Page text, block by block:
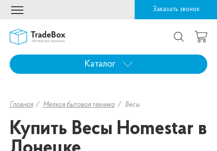
Заказать звонок
Каталог
Главная Мелкая бытовая техника Весы
Купить Весы Homestar в